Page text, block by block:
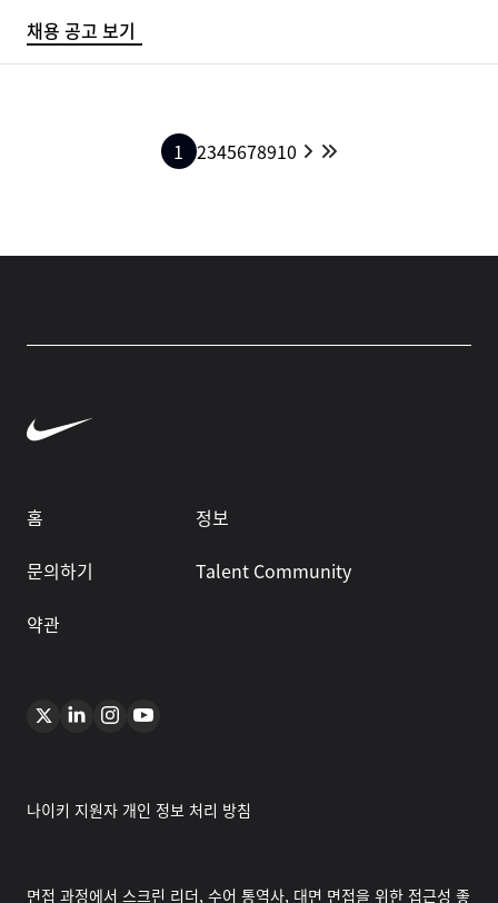
채용 공고 보기
1 2345678910
홈
정보
문의하기
Talent Community
약관
나이키 지원자 개인 정보 처리 방침
면접 과정에서 스크린 리더, 수어 통역사, 대면 면접을 위한 접근성 좋